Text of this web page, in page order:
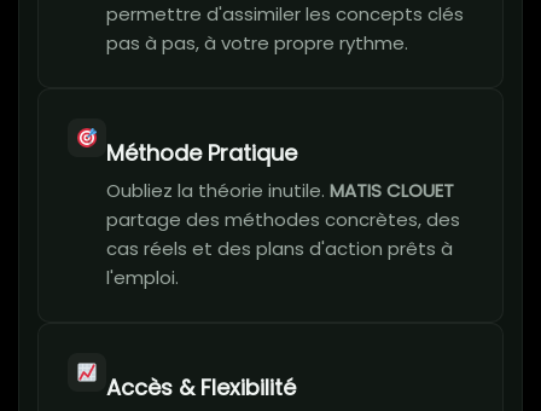
permettre d'assimiler les concepts clés
pas à pas, à votre propre rythme.
Méthode Pratique
Oubliez la théorie inutile. MATIS CLOUET
partage des méthodes concrètes, des
cas réels et des plans d'action prêts à
l'emploi.
Accès & Flexibilité